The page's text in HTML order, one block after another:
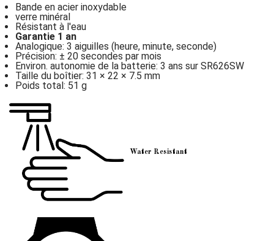
Bande en acier inoxydable
verre minéral
Résistant à l'eau
Garantie 1 an
Analogique: 3 aiguilles (heure, minute, seconde)
Précision: ± 20 secondes par mois
Environ. autonomie de la batterie: 3 ans sur SR626SW
Taille du boîtier: 31 × 22 × 7.5 mm
Poids total: 51 g
Water Resistant